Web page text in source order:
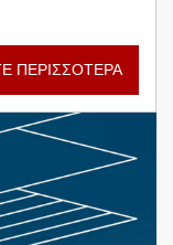
ΠΕΡΙΣΣΟΤΕΡΑ